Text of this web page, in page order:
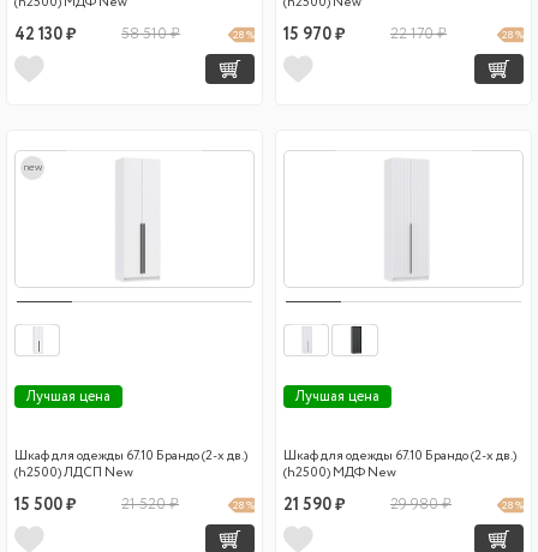
42 130 ₽ 58 510 ₽ 28 % 15 970 ₽ 22 170 ₽ 28 %
new
Лучшая цена
Шкаф для одежды 67.10 Брандо (2-х дв.)
(h2500) ЛДСП New
15 500 ₽ 21 520 ₽ 28 %
Лучшая цена
Шкаф для одежды 67.10 Брандо (2-х дв.)
(h2500) МДФ New
21 590 ₽ 29 980 ₽ 28 %